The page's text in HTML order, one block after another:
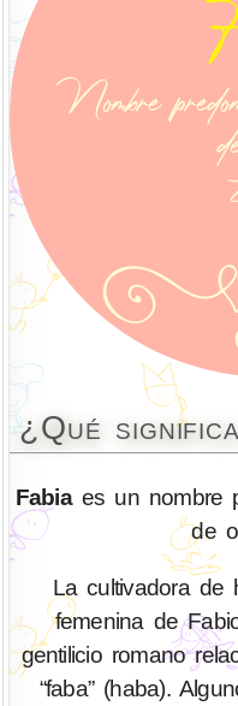
¿Qué
Fabiaes un nombre
de
La cultivadora de
femenina de
gentilicio romano
“faba” (haba).